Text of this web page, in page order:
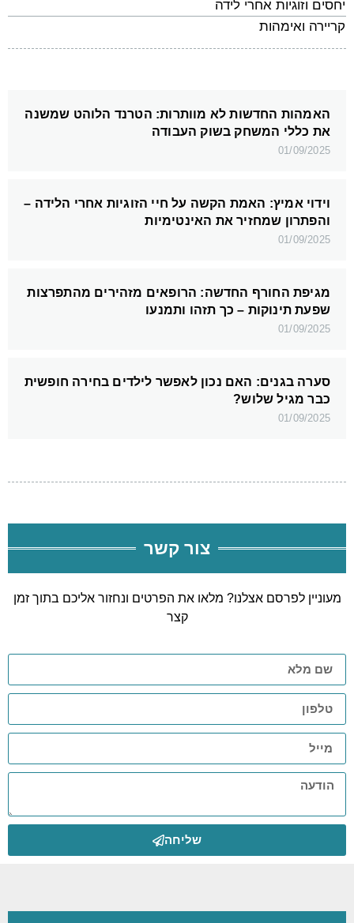
יחסים וזוגיות אחרי לידה
קריירה ואימהות
האמהות החדשות לא מוותרות: הטרנד הלוהט שמשנה
את כללי המשחק בשוק העבודה
01/09/2025
וידוי אמיץ: האמת הקשה על חיי הזוגיות אחרי הלידה –
והפתרון שמחזיר את האינטימיות
01/09/2025
מגיפת החורף החדשה: הרופאים מזהירים מהתפרצות
שפעת תינוקות – כך תזהו ותמנעו
01/09/2025
סערה בגנים: האם נכון לאפשר לילדים בחירה חופשית
כבר מגיל שלוש?
01/09/2025
צור קשר
מעוניין לפרסם אצלנו? מלאו את הפרטים ונחזור אליכם בתוך זמן
קצר
שליחה